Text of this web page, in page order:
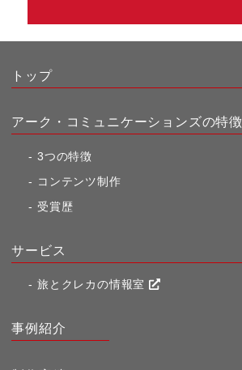
トップ
アーク・コミュニケーションズの特徴
3つの特徴
コンテンツ制作
受賞歴
サービス
旅とクレカの情報室
事例紹介